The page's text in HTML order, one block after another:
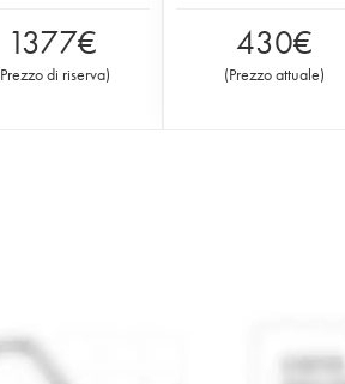
1377€
Prezzo di riserva)
430€
(Prezzo attuale)